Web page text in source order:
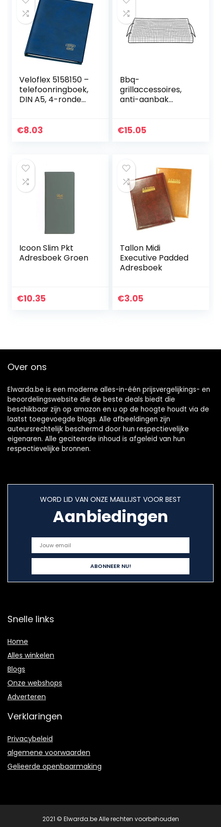
Veloflex 5158150 –
telefoonringboek,
DIN A5, 4-ronde
stuk
€8.03
Bbq-
grillaccessoires,
anti-aanbak
vuurplaats
€15.05
Icoon Slim Pkt
Adresboek Groen
€10.35
Tallon Midi
Executive Padded
Adresboek
€3.05
Over ons
Elwarda.be is een moderne alles-in-één prijsvergelijkings- en
beoordelingswebsite die de beste deals biedt die
beschikbaar zijn op amazon en u op de hoogte houdt via de
laatst toegevoegde blogs. Alle afbeeldingen zijn
auteursrechtelijk beschermd door hun respectievelijke
eigenaren. Alle geciteerde inhoud is afgeleid van hun
respectievelijke bronnen.
WORD LID VAN ONZE MAILLIJST VOOR BEST
Aanbiedingen
Snelle links
Home
Alles winkelen
Blogs
Onze webshops
Adverteren
Verklaringen
Privacybeleid
algemene voorwaarden
Gelieerde openbaarmaking
2021 © Elwarda.be Alle rechten voorbehouden